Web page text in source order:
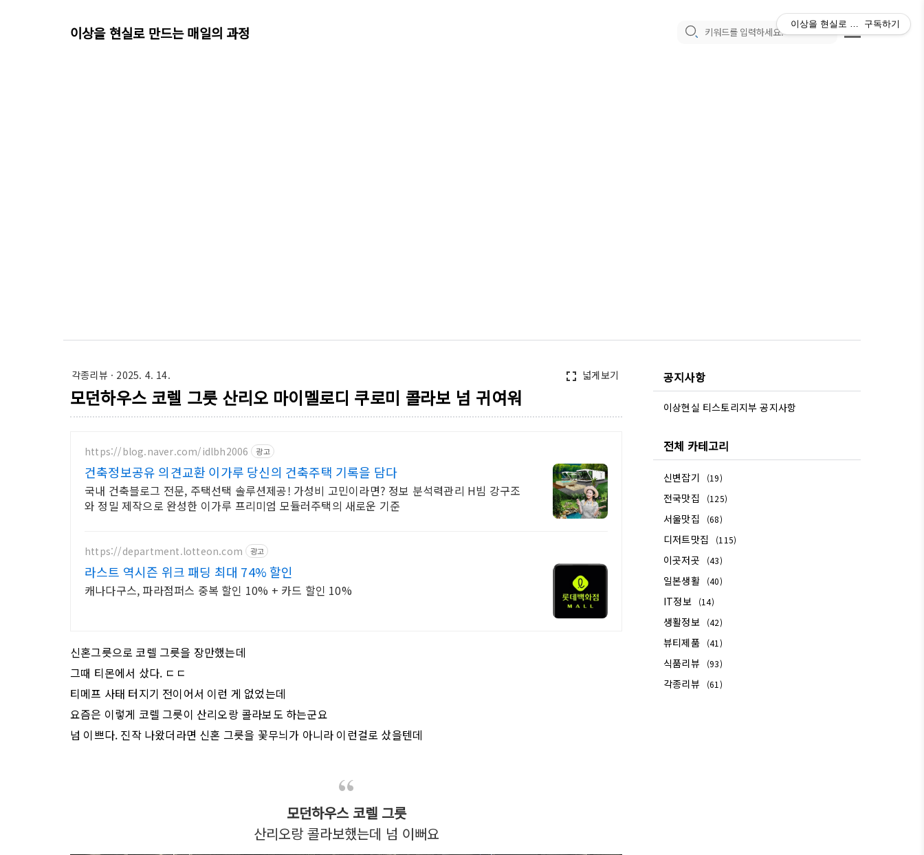
이상을 현실로 만드는 매일의 과정
각종리뷰 · 2025. 4. 14. fullscreen 넓게보기
모던하우스 코렐 그릇 산리오 마이멜로디 쿠로미 콜라보 넘 귀여워
https://blog.naver.com/idlbh2006 광고
건축정보공유 의견교환 이가루 당신의 건축주택 기록을 담다
국내 건축블로그 전문, 주택선택 솔루션제공! 가성비 고민이라면? 정보 분석력관리 H빔 강구조
와 정밀 제작으로 완성한 이가루 프리미엄 모듈러주택의 새로운 기준
https://department.lotteon.com 광고
라스트 역시즌 위크 패딩 최대 74% 할인
캐나다구스, 파라점퍼스 중복 할인 10% + 카드 할인 10%
신혼그릇으로 코렐 그릇을 장만했는데
그때 티몬에서 샀다. ㄷㄷ
티메프 사태 터지기 전이어서 이런 게 없었는데
요즘은 이렇게 코렐 그릇이 산리오랑 콜라보도 하는군요
넘 이쁘다. 진작 나왔더라면 신혼 그릇을 꽃무늬가 아니라 이런걸로 샀을텐데
모던하우스 코렐 그릇
산리오랑 콜라보했는데 넘 이뻐요
공지사항
이상현실 티스토리지부 공지사항
전체 카테고리
신변잡기 (19)
전국맛집 (125)
서울맛집 (68)
디저트맛집 (115)
이곳저곳 (43)
일본생활 (40)
IT정보 (14)
생활정보 (42)
뷰티제품 (41)
식품리뷰 (93)
각종리뷰 (61)
이상을 현실로 만드는 매일의 과
구독하기